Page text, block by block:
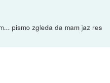
pismo zgleda da mam jaz res